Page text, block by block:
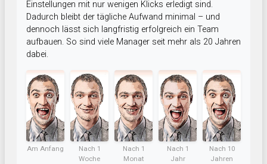
Einstellungen mit nur wenigen Klicks erledigt sind.
Dadurch bleibt der tägliche Aufwand minimal – und
dennoch lässt sich langfristig erfolgreich ein Team
aufbauen. So sind viele Manager seit mehr als 20 Jahren
dabei.
Am Anfang
Nach 1
Woche
Nach 1
Monat
Nach 1
Jahr
Nach 10
Jahren